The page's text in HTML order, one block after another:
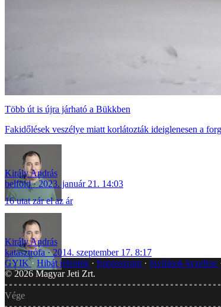
Több út is újra járható a Bükkben
Fakidőlések veszélye miatt korlátozták ideiglenesen a
Király András
belföld
2023. január 21. 14:03
16 utat zár el az ár
Király András
katasztrófa
2014. szeptember 17. 8:17
GYIK Hibát jelentek Impresszum Javítások kezelése
© 2026 Magyar Jeti Zrt.
Vége